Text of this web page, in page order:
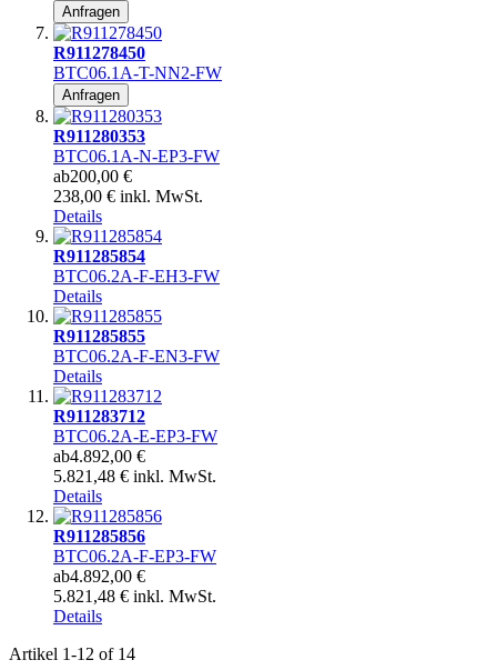
Anfragen
R911278450
BTC06.1A-T-NN2-FW
Anfragen
R911280353
BTC06.1A-N-EP3-FW
ab200,00 €
238,00 € inkl. MwSt.
Details
R911285854
BTC06.2A-F-EH3-FW
Details
R911285855
BTC06.2A-F-EN3-FW
Details
R911283712
BTC06.2A-E-EP3-FW
ab4.892,00 €
5.821,48 € inkl. MwSt.
Details
R911285856
BTC06.2A-F-EP3-FW
ab4.892,00 €
5.821,48 € inkl. MwSt.
Details
Artikel 1-12 of 14